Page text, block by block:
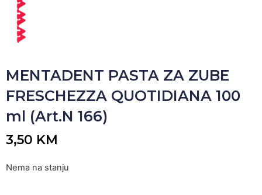
MENTADENT PASTA ZA ZUBE
FRESCHEZZA QUOTIDIANA 100
ml (Art.N 166)
3,50 KM
Nema na stanju